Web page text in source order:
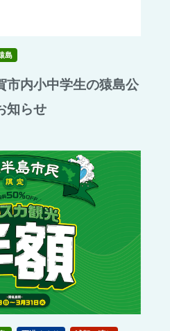
島
市内小中学生の猿島公
知らせ